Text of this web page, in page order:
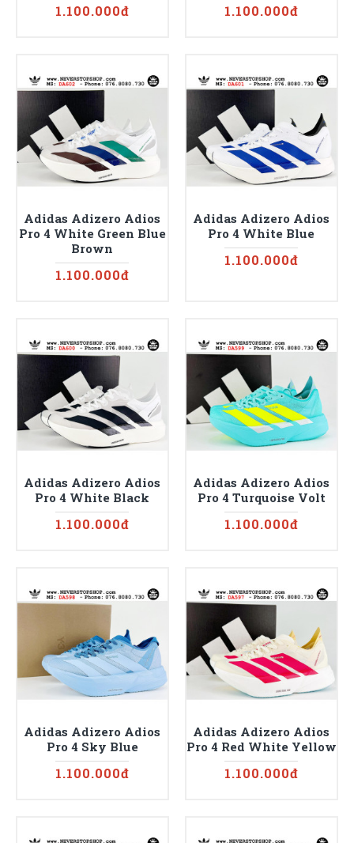
1.100.000đ 1.100.000đ
Adidas Adizero Adios
Pro 4 White Green Blue
Brown
1.100.000đ
Adidas Adizero Adios
Pro 4 White Blue
1.100.000đ
Adidas Adizero Adios
Pro 4 White Black
1.100.000đ
Adidas Adizero Adios
Pro 4 Turquoise Volt
1.100.000đ
Adidas Adizero Adios
Pro 4 Sky Blue
1.100.000đ
Adidas Adizero Adios
Pro 4 Red White Yellow
1.100.000đ